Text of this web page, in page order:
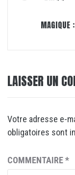
MAGIQUE
LAISSER UN
Votre adresse e-
obligatoires sont
COMMENTAIRE*